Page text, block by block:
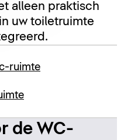
alleen praktisch
uw toiletruimte
ruimte
de WC-